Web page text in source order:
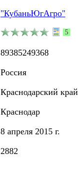
"КубаньЮгАгро"
5
89385249368
Россия
Краснодарский край
Краснодар
8 апреля 2015 г.
2882